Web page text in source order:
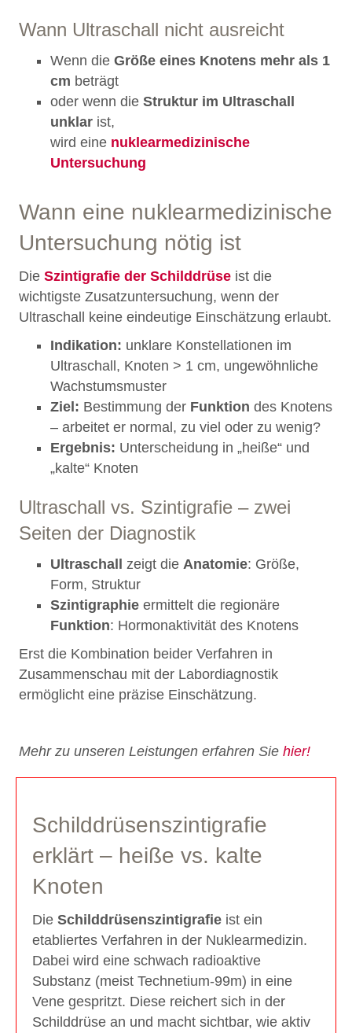
Wann Ultraschall nicht ausreicht
Wenn die Größe eines Knotens mehr als 1
cm beträgt
oder wenn die Struktur im Ultraschall
unklar ist,
wird eine nuklearmedizinische
Untersuchung
Wann eine nuklearmedizinische
Untersuchung nötig ist
Die Szintigrafie der Schilddrüse ist die
wichtigste Zusatzuntersuchung, wenn der
Ultraschall keine eindeutige Einschätzung erlaubt.
Indikation: unklare Konstellationen im
Ultraschall, Knoten > 1 cm, ungewöhnliche
Wachstumsmuster
Ziel: Bestimmung der Funktion des Knotens
– arbeitet er normal, zu viel oder zu wenig?
Ergebnis: Unterscheidung in „heiße“ und
„kalte“ Knoten
Ultraschall vs. Szintigrafie – zwei
Seiten der Diagnostik
Ultraschall zeigt die Anatomie: Größe,
Form, Struktur
Szintigraphie ermittelt die regionäre
Funktion: Hormonaktivität des Knotens
Erst die Kombination beider Verfahren in
Zusammenschau mit der Labordiagnostik
ermöglicht eine präzise Einschätzung.
Mehr zu unseren Leistungen erfahren Sie hier!
Schilddrüsenszintigrafie
erklärt – heiße vs. kalte
Knoten
Die Schilddrüsenszintigrafie ist ein
etabliertes Verfahren in der Nuklearmedizin.
Dabei wird eine schwach radioaktive
Substanz (meist Technetium-99m) in eine
Vene gespritzt. Diese reichert sich in der
Schilddrüse an und macht sichtbar, wie aktiv